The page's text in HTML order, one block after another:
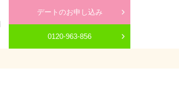
デートのお申し込み
0120-963-856